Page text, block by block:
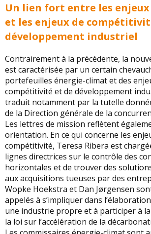
Un lien fort entre les
et les enjeux de
développement industriel
Contrairement à la précédente, la
est caractérisée par un certain
portefeuilles énergie-climat et des
compétitivité et de développement
traduit notamment par la tutelle
de la Direction générale de la
Les lettres de mission reflètent
orientation. En ce qui concerne les
compétitivité, Teresa Ribera est
lignes directrices sur le contrôle des
horizontales et de trouver des
aux acquisitions tueuses par des
Wopke Hoekstra et Dan Jørgensen
appelés à s’impliquer dans
une industrie propre et à participer à
la loi sur l’accélération de la